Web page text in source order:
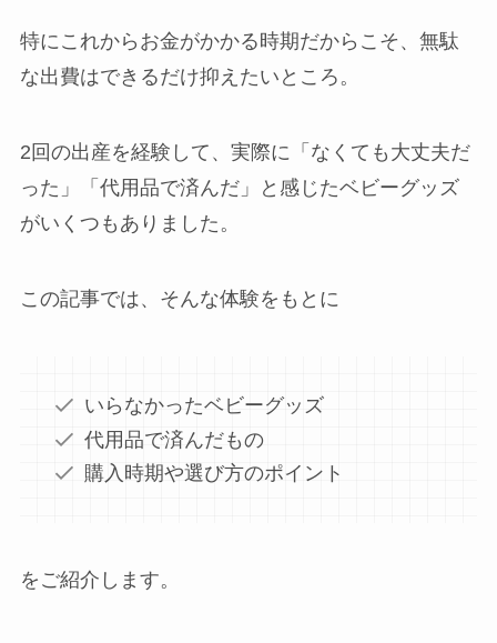
特にこれからお金がかかる時期だからこそ、無駄
な出費はできるだけ抑えたいところ。
2回の出産を経験して、実際に「なくても大丈夫だ
った」「代用品で済んだ」と感じたベビーグッズ
がいくつもありました。
この記事では、そんな体験をもとに
いらなかったベビーグッズ
代用品で済んだもの
購入時期や選び方のポイント
をご紹介します。